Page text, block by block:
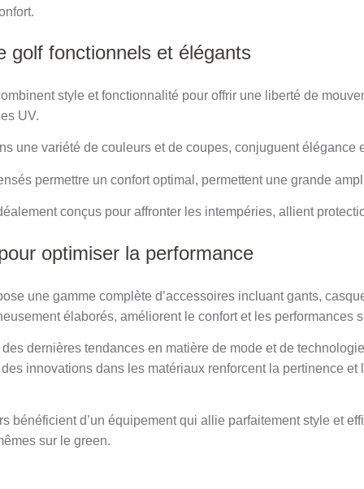
golf fonctionnels et élégants
style et fonctionnalité pour offrir une liberté de
UV.
une variété de couleurs et de coupes, conjuguent élégance
permettre un confort optimal, permettent une grande
conçus pour affronter les intempéries, allient
optimiser la performance
une gamme complète d’accessoires incluant gants,
élaborés, améliorent le confort et les performances
dernières tendances en matière de mode et de
innovations dans les matériaux renforcent la pertinence et
bénéficient d’un équipement qui allie parfaitement style et
sur le green.